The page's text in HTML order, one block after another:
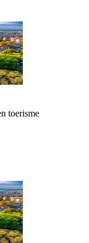
toerisme